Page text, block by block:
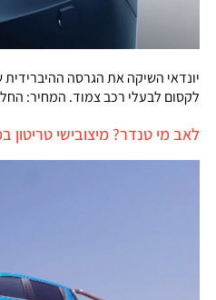
יונדאי השיקה את הגרסה ההיברידית
לקסום לבעלי רכב צמוד. המחיר: החל מ-159,000
לאב מי טנדר? מיצובישי טריטון